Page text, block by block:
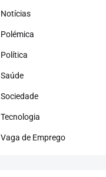
Notícias
Polémica
Política
Saúde
Sociedade
Tecnologia
Vaga de Emprego